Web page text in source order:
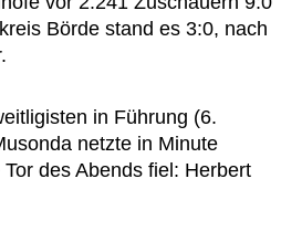
Börde stand es 3:0, nach
in Führung (6.
netzte in Minute
des Abends fiel: Herbert